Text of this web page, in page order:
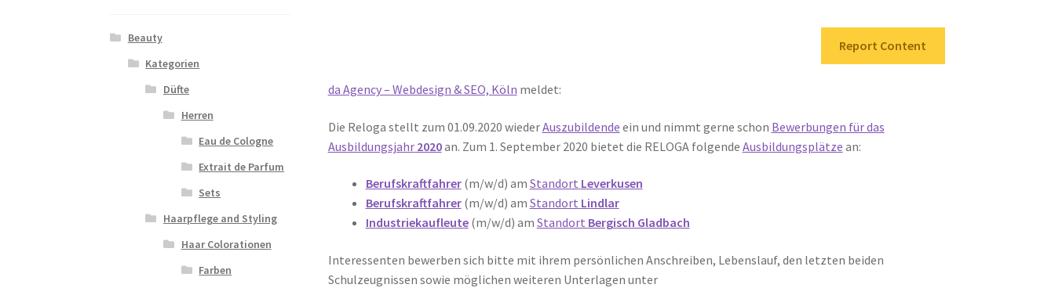
Report Content
da Agency – Webdesign & SEO, Köln meldet:
Die Reloga stellt zum 01.09.2020 wiederAuszubildende ein und nimmt gerne schon Bewerbungen für das
Ausbildungsjahr2020an. Zum 1. September 2020 bietet die RELOGA folgende Ausbildungsplätze an:
Berufskraftfahrer(m/w/d) am Standort Leverkusen
Berufskraftfahrer(m/w/d) am Standort Lindlar
Industriekaufleute(m/w/d) am Standort Bergisch Gladbach
Interessenten bewerben sich bitte mit ihrem persönlichen Anschreiben, Lebenslauf, den letzten beiden
Schulzeugnissen sowie möglichen weiteren Unterlagen unter
Beauty
Kategorien
Düfte
Herren
Eau de Cologne
Extrait de Parfum
Sets
Haarpflege and Styling
Haar Colorationen
Farben